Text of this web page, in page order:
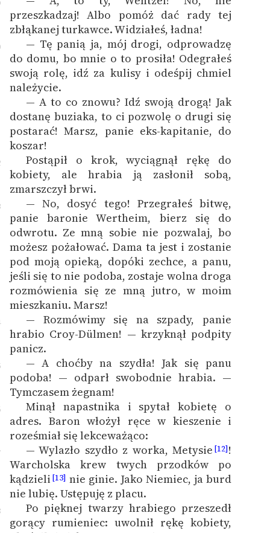
przeszkadzaj! Albo pomóż dać rady tej
zbłąkanej turkawce. Widziałeś, ładna!
— Tę panią ja, mój drogi, odprowadzę
do domu, bo mnie o to prosiła! Odegrałeś
swoją rolę, idź za kulisy i odeśpij chmiel
należycie.
— A to co znowu? Idź swoją drogą! Jak
dostanę buziaka, to ci pozwolę o drugi się
postarać! Marsz, panie eks-kapitanie, do
koszar!
Postąpił o krok, wyciągnął rękę do
kobiety, ale hrabia ją zasłonił sobą,
zmarszczył brwi.
— No, dosyć tego! Przegrałeś bitwę,
panie baronie Wertheim, bierz się do
odwrotu. Ze mną sobie nie pozwalaj, bo
możesz pożałować. Dama ta jest i zostanie
pod moją opieką, dopóki zechce, a panu,
jeśli się to nie podoba, zostaje wolna droga
rozmówienia się ze mną jutro, w moim
mieszkaniu. Marsz!
— Rozmówimy się na szpady, panie
hrabio Croy-Dülmen! — krzyknął podpity
panicz.
— A choćby na szydła! Jak się panu
podoba! — odparł swobodnie hrabia. —
Tymczasem żegnam!
Minął napastnika i spytał kobietę o
adres. Baron włożył ręce w kieszenie i
roześmiał się lekceważąco:
— Wylazło szydło z worka, Metysie [12]!
Warcholska krew twych przodków po
kądzieli [13] nie ginie. Jako Niemiec, ja burd
nie lubię. Ustępuję z placu.
Po pięknej twarzy hrabiego przeszedł
gorący rumieniec: uwolnił rękę kobiety,